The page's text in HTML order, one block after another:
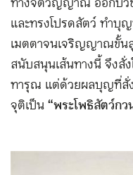
และทรงโปรดสัตว์ ทำบุ
เมตตาจนเจริญญาณขั้น
สนับสนุนเส้นทางนี้ จึงสั่ง
ทารุณ แต่ด้วยผลบุญที่สั่ง
จุติเป็น“พระโพธิสัตว์ก